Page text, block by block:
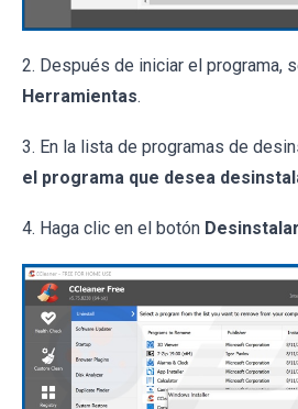
2. Después de iniciar el programa,
Herramientas.
3. En la lista de programas de
el programa que desea
4. Haga clic en el botón Desinstalar